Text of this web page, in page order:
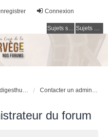
Connexion
Sujets sans réponse Sujets actifs
https://dailydigesthub.com Contacter un administrateur du forum
du forum